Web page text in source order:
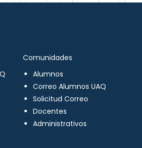
Comunidades
Alumnos
Correo Alumnos UAQ
Solicitud Correo
Docentes
Administrativos